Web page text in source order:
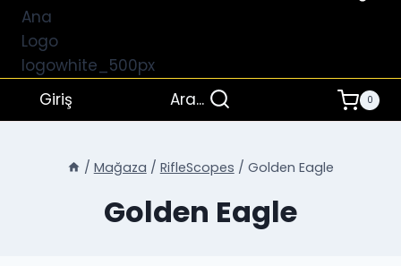
Giriş Ara... 0
/ Mağaza / RifleScopes / Golden Eagle
Golden Eagle